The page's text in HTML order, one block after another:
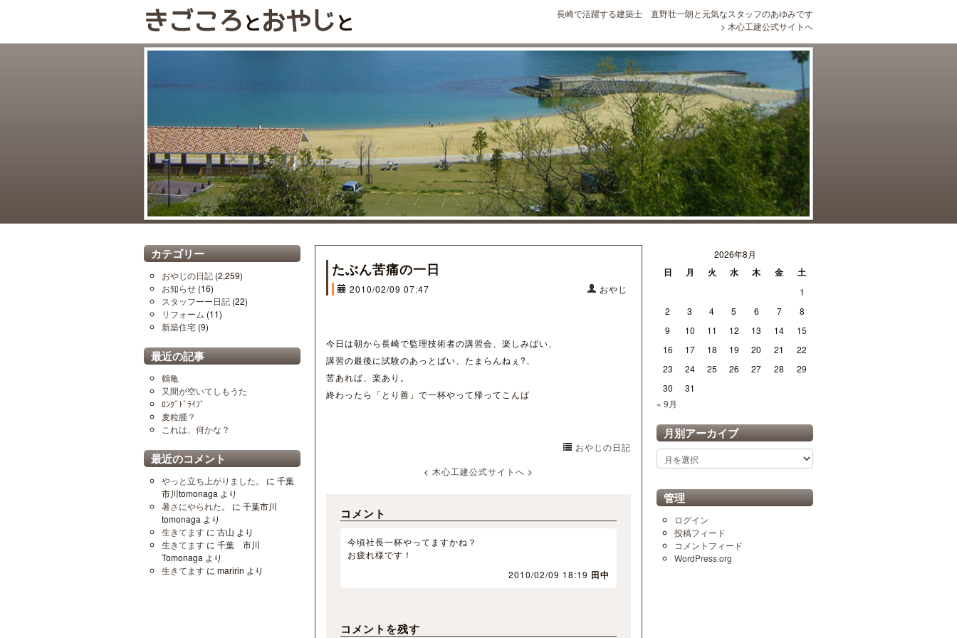
長崎で活躍する建築士 直野壮一朗と元気なスタッフのあゆみです
> 木心工建公式サイトへ
カテゴリー
おやじの日記 (2,259)
お知らせ (16)
スタッフーー日記 (22)
リフォーム (11)
新築住宅 (9)
最近の記事
鶴亀
又間が空いてしもうた
ﾛﾝｸﾞﾄﾞﾗｲﾌﾞ
麦粒腫？
これは、何かな？
最近のコメント
やっと立ち上がりました。 に 千葉
市川tomonaga より
暑さにやられた。
に 千葉市川
tomonaga より
生きてます に 古山 より
生きてます に 千葉 市川
Tomonaga より
生きてます に maririn より
たぶん苦痛の一日
2010/02/09 07:47 おやじ
今日は朝から長崎で監理技術者の講習会、楽しみばい、
講習の最後に試験のあっとばい、たまらんねぇ?、
苦あれば、楽あり。
終わったら「とり善」で一杯やって帰ってこんば
おやじの日記
< 木心工建公式サイトへ >
コメント
今頃社長一杯やってますかね？
お疲れ様です！
2010/02/09 18:19 田中
コメントを残す
2026年8月
日 月 火 水 木 金 土
1
2
3 4 5 6 7
8
9
10 11 12 13 14
15
16
17 18 19 20 21
22
23
24 25 26 27 28
29
30
31
« 9月
月別アーカイブ
月
別
ー
カ
イ
ブ
管理
ログイン
投稿フィード
コメントフィード
WordPress.org